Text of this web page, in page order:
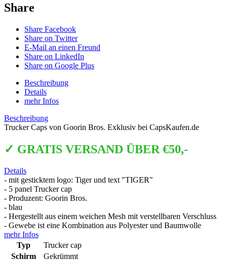
Share
Share Facebook
Share on Twitter
E-Mail an einen Freund
Share on LinkedIn
Share on Google Plus
Beschreibung
Details
mehr Infos
Beschreibung
Trucker Caps von Goorin Bros. Exklusiv bei CapsKaufen.de
✓ GRATIS VERSAND ÜBER €50,-
Details
- mit gesticktem logo: Tiger und text "TIGER"
- 5 panel Trucker cap
- Produzent: Goorin Bros.
- blau
- Hergestellt aus einem weichen Mesh mit verstellbaren Verschluss
- Gewebe ist eine Kombination aus Polyester und Baumwolle
mehr Infos
Typ
Trucker cap
Schirm
Gekrümmt